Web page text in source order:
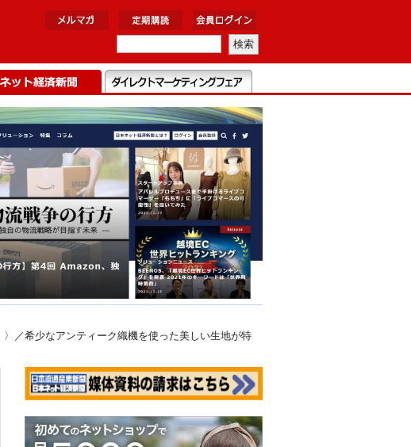
／希少なアンティーク織機を使った美しい生地が特